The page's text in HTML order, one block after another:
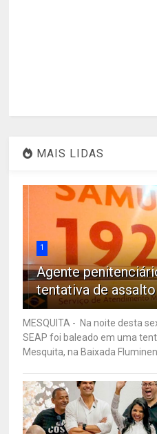
MAIS LIDAS
1
Agente
tentativa de
MESQUITA - Na noite desta
SEAP foi baleado em uma
Mesquita, na Baixada